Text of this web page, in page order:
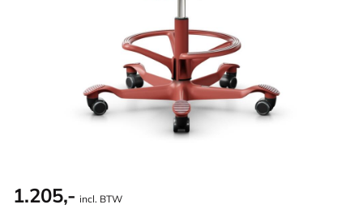
1.205,- incl. BTW